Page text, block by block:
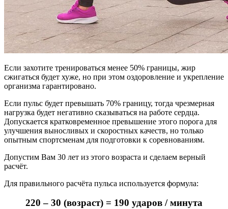
Если захотите тренироваться менее 50% границы, жир
сжигаться будет хуже, но при этом оздоровление и укрепление
организма гарантировано.
Если пульс будет превышать 70% границу, тогда чрезмерная
нагрузка будет негативно сказываться на работе сердца.
Допускается кратковременное превышение этого порога для
улучшения выносливых и скоростных качеств, но только
опытным спортсменам для подготовки к соревнованиям.
Допустим Вам 30 лет из этого возраста и сделаем верный
расчёт.
Для правильного расчёта пульса используется формула:
220 – 30 (возраст) = 190 ударов / минута